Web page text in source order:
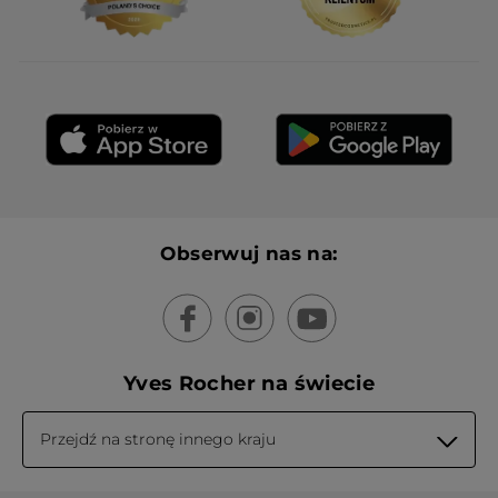
Obserwuj nas na:
Yves Rocher na świecie
Przejdź na stronę innego kraju